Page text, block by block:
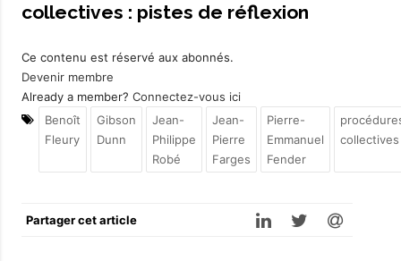
collectives : pistes de réflexion
Ce contenu est réservé aux abonnés.
Devenir membre
Already a member? Connectez-vous ici
Benoît
Fleury
Gibson
Dunn
Jean-
Philippe
Robé
Jean-
Pierre
Farges
Pierre-
Emmanuel
Fender
collectives
Partager cet article